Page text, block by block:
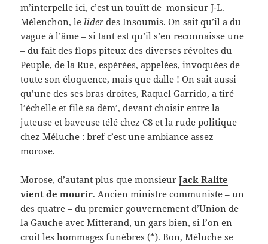
m’interpelle ici, c’est un touïtt de monsieur J-L.
Mélenchon, le lider des Insoumis. On sait qu’il a du
vague à l’âme – si tant est qu’il s’en reconnaisse une
– du fait des flops piteux des diverses révoltes du
Peuple, de la Rue, espérées, appelées, invoquées de
toute son éloquence, mais que dalle ! On sait aussi
qu’une des ses bras droites, Raquel Garrido, a tiré
l’échelle et filé sa dèm’, devant choisir entre la
juteuse et baveuse télé chez C8 et la rude politique
chez Méluche : bref c’est une ambiance assez
morose.
Morose, d’autant plus que monsieurJack Ralite
vient de mourir. Ancien ministre communiste – un
des quatre – du premier gouvernement d’Union de
la Gauche avec Mitterand, un gars bien, si l’on en
croit les hommages funèbres (*). Bon, Méluche se